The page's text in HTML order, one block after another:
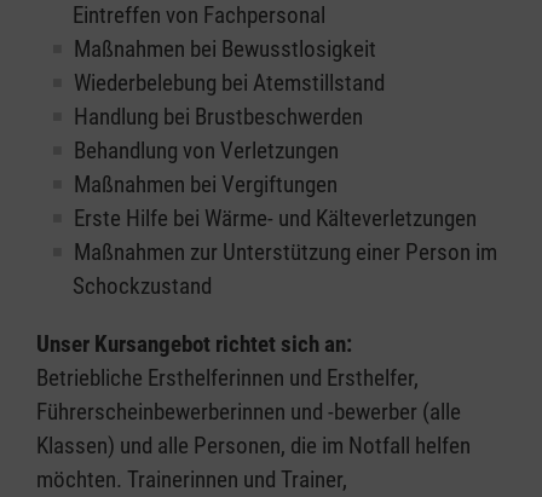
Eintreffen von Fachpersonal
Maßnahmen bei Bewusstlosigkeit
Wiederbelebung bei Atemstillstand
Handlung bei Brustbeschwerden
Behandlung von Verletzungen
Maßnahmen bei Vergiftungen
Erste Hilfe bei Wärme- und Kälteverletzungen
Maßnahmen zur Unterstützung einer Person im
Schockzustand
Unser Kursangebot richtet sich an:
Betriebliche Ersthelferinnen und Ersthelfer,
Führerscheinbewerberinnen und -bewerber (alle
Klassen) und alle Personen, die im Notfall helfen
möchten. Trainerinnen und Trainer,